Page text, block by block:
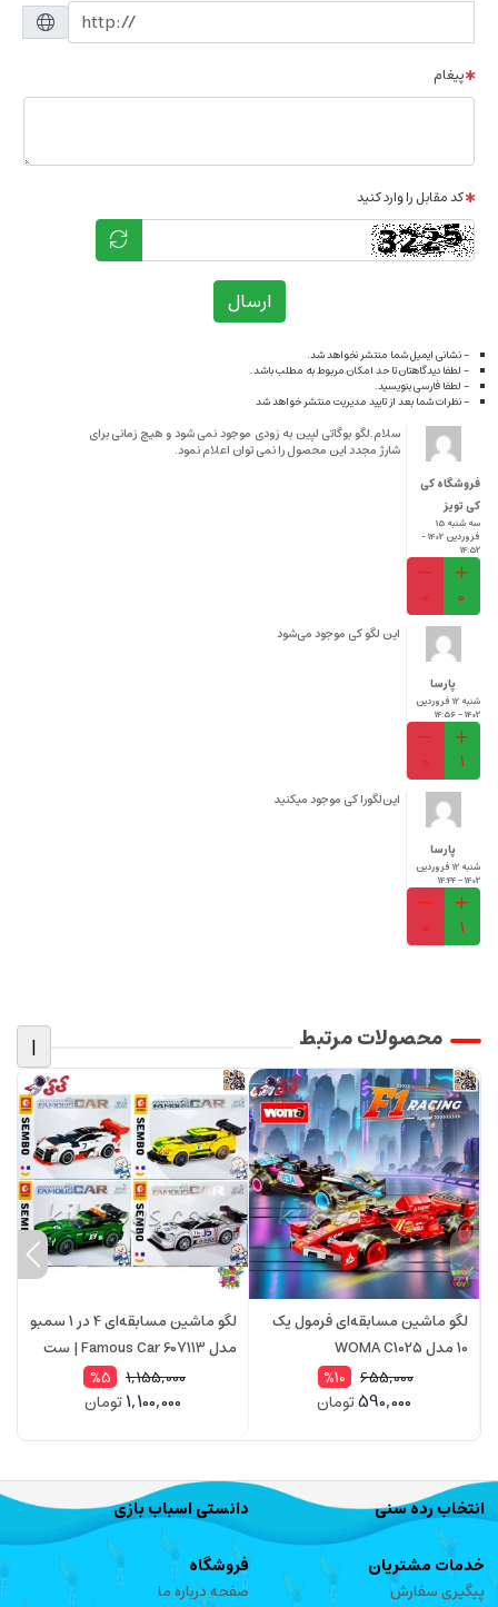
پیغام
کد مقابل را وارد کنید
ارسال
- نشانی ایمیل شما منتشر نخواهد شد.
- لطفا دیدگاهتان تا حد امکان مربوط به مطلب باشد.
- لطفا فارسی بنویسید.
- نظرات شما بعد از تایید مدیریت منتشر خواهد شد
فروشگاه کی
کی تویز
سه شنبه 15
فروردین 1402 -
14:52
0
0
سلام.لگو بوگاتی لپین به زودی موجود نمی شود و هیچ زمانی برای
شارژ مجدد این محصول را نمی توان اعلام نمود.
پارسا
شنبه 12 فروردین
1402 - 14:56
1
0
این‌ لگو‌ کی‌ موجود‌ می‌شود
پارسا‌
شنبه 12 فروردین
1402 - 14:44
1
0
این‌لگو‌را‌ کی‌ موجود‌ میکنید‌
محصولات مرتبط |
لگو ماشین مسابقه‌ای فرمول یک
10 مدل WOMA C1025
655,000
%10
590,000تومان
لگو ماشین مسابقه‌ای 4 در 1 سمبو
مدل Famous Car 607113 | ست
1,155,000
%5
1,100,000تومان
انتخاب رده سنی دانستی اسباب بازی
خدمات مشتریان
پیگیری سفارش
فروشگاه
صفحه درباره ما